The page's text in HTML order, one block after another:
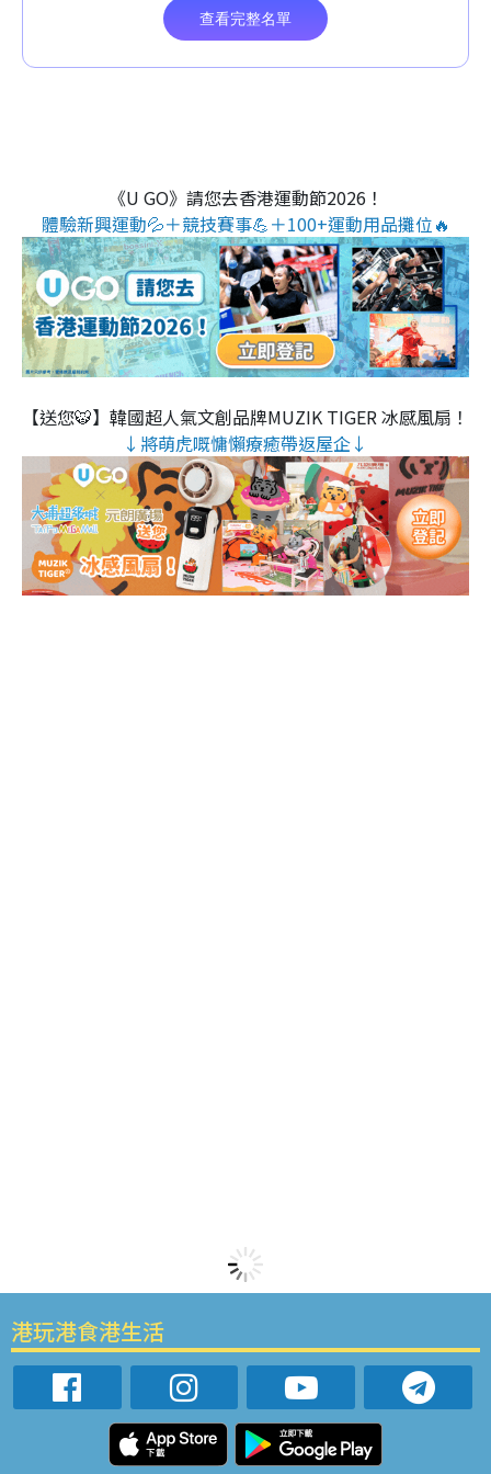
《U GO》請您去香港運動節2026！
體驗新興運動💦＋競技賽事💪＋100+運動用品攤位🔥
【送您🐯】韓國超人氣文創品牌MUZIK TIGER 冰感風扇！
↓將萌虎嘅慵懶療癒帶返屋企↓
港玩港食港生活